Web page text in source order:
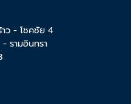
ว - โชคชัย 4
รามอินทรา